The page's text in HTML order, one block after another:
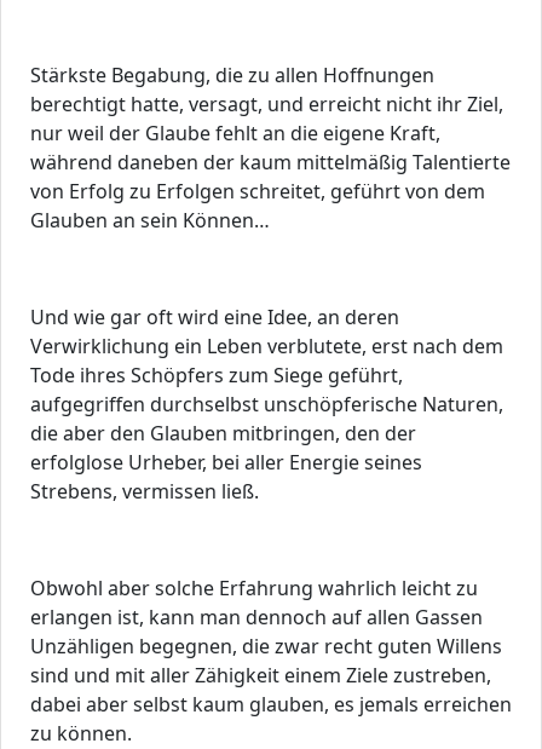
Stärkste Begabung, die zu allen Hoffnungen
berechtigt hatte, versagt, und erreicht nicht ihr Ziel,
nur weil der Glaube fehlt an die eigene Kraft,
während daneben der kaum mittelmäßig Talentierte
von Erfolg zu Erfolgen schreitet, geführt von dem
Glauben an sein Können…
Und wie gar oft wird eine Idee, an deren
Verwirklichung ein Leben verblutete, erst nach dem
Tode ihres Schöpfers zum Siege geführt,
aufgegriffen durchselbst unschöpferische Naturen,
die aber den Glauben mitbringen, den der
erfolglose Urheber, bei aller Energie seines
Strebens, vermissen ließ.
Obwohl aber solche Erfahrung wahrlich leicht zu
erlangen ist, kann man dennoch auf allen Gassen
Unzähligen begegnen, die zwar recht guten Willens
sind und mit aller Zähigkeit einem Ziele zustreben,
dabei aber selbst kaum glauben, es jemals erreichen
zu können.